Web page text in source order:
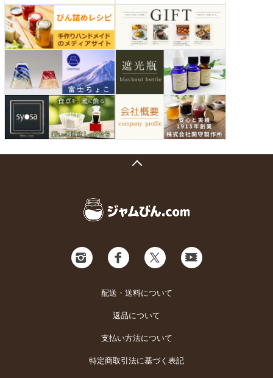
配送・送料について
返品について
支払い方法について
特定商取引法に基づく表記